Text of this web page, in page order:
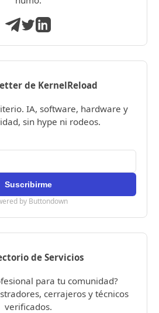
de KernelReload
IA, software, hardware y
sin hype ni rodeos.
by Buttondown
de Servicios
para tu comunidad?
cerrajeros y técnicos
verificados.